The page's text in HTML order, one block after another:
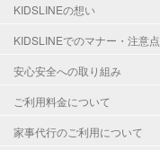
KIDSLINEの想い
KIDSLINEでのマナー・注意点
安心安全への取り組み
ご利用料金について
家事代行のご利用について